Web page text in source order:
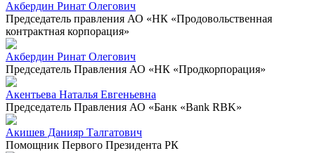
Акбердин Ринат Олегович
Председатель правления АО «НК «Продовольственная
контрактная корпорация»
Акбердин Ринат Олегович
Председатель Правления АО «НК «Продкорпорация»
Акентьева Наталья Евгеньевна
Председатель Правления АО «Банк «Bank RBK»
Акишев Данияр Талгатович
Помощник Первого Президента РК